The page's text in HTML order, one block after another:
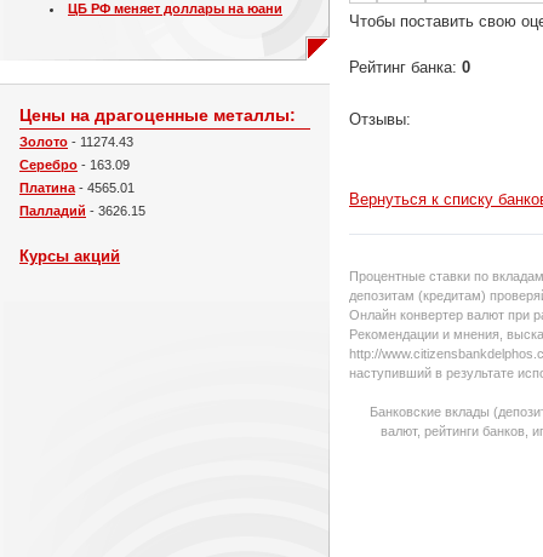
ЦБ РФ меняет доллары на юани
Цены на драгоценные металлы:
Золото - 11274.43
Серебро - 163.09
Платина - 4565.01
Палладий - 3626.15
Курсы акций
Чтобы поставить свою
Рейтинг банка: 0
Отзывы:
Вернуться к списку
Процентные ставки по
депозитам (кредитам)
Онлайн конвертер валют при
Рекомендации и мнения,
http://
наступивший в результате
Банковские вклады
валют, рейтинги банков,